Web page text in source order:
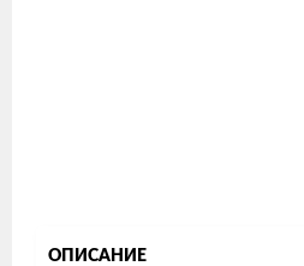
ОПИСАНИЕ